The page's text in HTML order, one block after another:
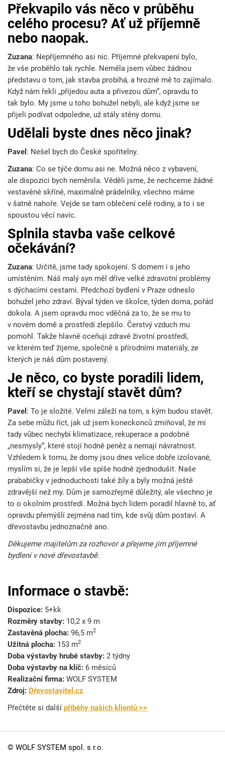
Překvapilo vás něco v průběhu
celého procesu? Ať už příjemně
nebo naopak.
Zuzana: Nepříjemného asi nic. Příjemné překvapení bylo,
že vše proběhlo tak rychle. Neměla jsem vůbec žádnou
představu o tom, jak stavba probíhá, a hrozně mě to zajímalo.
Když nám řekli „přijedou auta a přivezou dům“, opravdu to
tak bylo. My jsme u toho bohužel nebyli, ale když jsme se
přijeli podívat odpoledne, už stály stěny domu.
Udělali byste dnes něco jinak?
Pavel : Nešel bych do České spořitelny.
Zuzana: Co se týče domu asi ne. Možná něco z vybavení,
ale dispozici bych neměnila. Věděli jsme, že nechceme žádné
vestavěné skříně, maximálně prádelníky, všechno máme
v šatně nahoře. Vejde se tam oblečení celé rodiny, a to i se
spoustou věcí navíc.
Splnila stavba vaše celkové
očekávání?
Zuzana: Určitě, jsme tady spokojení. S domem i s jeho
umístěním. Náš malý syn měl dříve velké zdravotní problémy
s dýchacími cestami. Předchozí bydlení v Praze odneslo
bohužel jeho zdraví. Býval týden ve školce, týden doma, pořád
dokola. A jsem opravdu moc vděčná za to, že se mu to
v novém domě a prostředí zlepšilo. Čerstvý vzduch mu
pomohl. Takže hlavně oceňuji zdravé životní prostředí,
ve kterém teď žijeme, společně s přírodními materiály, ze
kterých je náš dům postavený.
Je něco, co byste poradili lidem,
kteří se chystají stavět dům?
Pavel : To je složité. Velmi záleží na tom, s kým budou stavět.
Za sebe můžu říct, jak už jsem koneckonců zmiňoval, že mi
tady vůbec nechybí klimatizace, rekuperace a podobné
„nesmysly“, které stojí hodně peněz a nemají návratnost.
Vzhledem k tomu, že domy jsou dnes velice dobře izolované,
myslím si, že je lepší vše spíše hodně zjednodušit. Naše
prababičky v jednoduchosti také žily a byly možná ještě
zdravější než my. Dům je samozřejmě důležitý, ale všechno je
to o okolním prostředí. Možná bych lidem poradil hlavně to, ať
opravdu přemýšlí zejména nad tím, kde svůj dům postaví. A
dřevostavbu jednoznačně ano.
Děkujeme majitelům za rozhovor a přejeme jim příjemné
bydlení v nové dřevostavbě.
Informace o stavbě:
Dispozice: 5+kk
Rozměry stavby: 10,2 x 9 m
Zastavěná plocha: 96,5 m2
Užitná plocha: 153 m2
Doba výstavby hrubé stavby: 2 týdny
Doba výstavby na klíč: 6 měsíců
Realizační firma: WOLF SYSTEM
Zdroj: Dřevostavitel.cz
Přečtěte si další příběhy našich klientů >>
© WOLF SYSTEM spol. s r.o.